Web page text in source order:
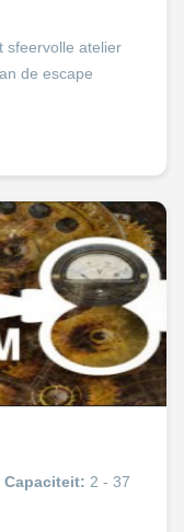
sfeervolle atelier
de escape
Capaciteit: 2 - 37